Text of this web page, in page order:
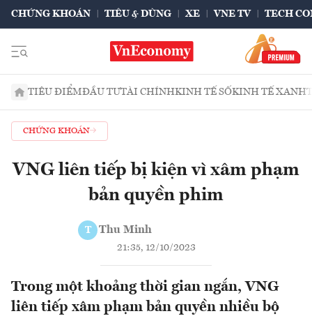
CHỨNG KHOÁN TIÊU & DÙNG XE VNE TV TECH
TIÊU ĐIỂMĐẦU TƯTÀI CHÍNHKINH TẾ SỐKINH TẾ XANH
CHỨNG KHOÁN
VNG liên tiếp bị kiện vì xâm phạm
bản quyền phim
T Thu Minh
21:35, 12/10/2023
Trong một khoảng thời gian ngắn, VNG
liên tiếp xâm phạm bản quyền nhiều bộ